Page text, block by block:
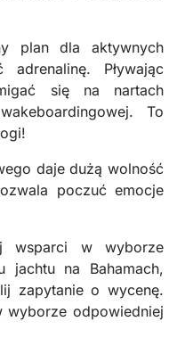
plan dla aktywnych
Pływając
się na nartach
To
daje dużą wolność
poczuć emocje
wsparci w wyborze
jachtu na Bahamach,
zapytanie o wycenę.
wyborze odpowiedniej